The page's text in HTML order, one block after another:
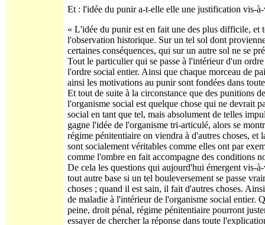
Et : l'idée du punir a-t-elle elle une justification vis-
« L'idée du punir est en fait une des plus difficile, et
l'observation historique. Sur un tel sol dont
certaines conséquences, qui sur un autre sol ne se
Tout le particulier qui se passe à l'intérieur d'un
l'ordre social entier. Ainsi que chaque morceau de
ainsi les motivations au punir sont fondées dans
Et tout de suite à la circonstance que des punitions
l'organisme social est quelque chose qui ne devrait
social en tant que tel, mais absolument de telles
gagne l'idée de l'organisme tri-articulé, alors se
régime pénitentiaire on viendra à d'autres choses, et
sont socialement véritables comme elles ont par
comme l'ombre en fait accompagne des conditions
De cela les questions qui aujourd'hui émergent vis-
tout autre base si un tel bouleversement se passe
choses ; quand il est sain, il fait d'autres choses.
de maladie à l'intérieur de l'organisme social entier.
peine, droit pénal, régime pénitentiaire pourront
essayer de chercher la réponse dans toute